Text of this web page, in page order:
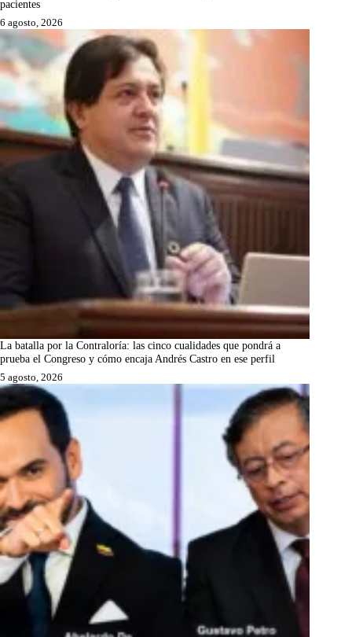
pacientes
6 agosto, 2026
La batalla por la Contraloría: las cinco cualidades que pondrá a
prueba el Congreso y cómo encaja Andrés Castro en ese perfil
5 agosto, 2026